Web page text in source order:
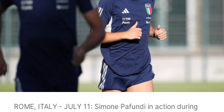
ROME, ITALY - JULY 11: Simone Pafundi in action during